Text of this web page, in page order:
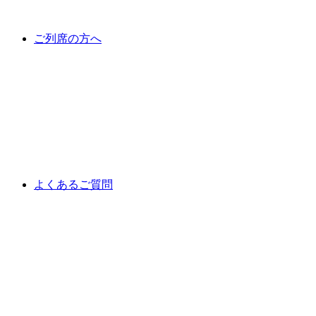
ご列席の方へ
よくあるご質問